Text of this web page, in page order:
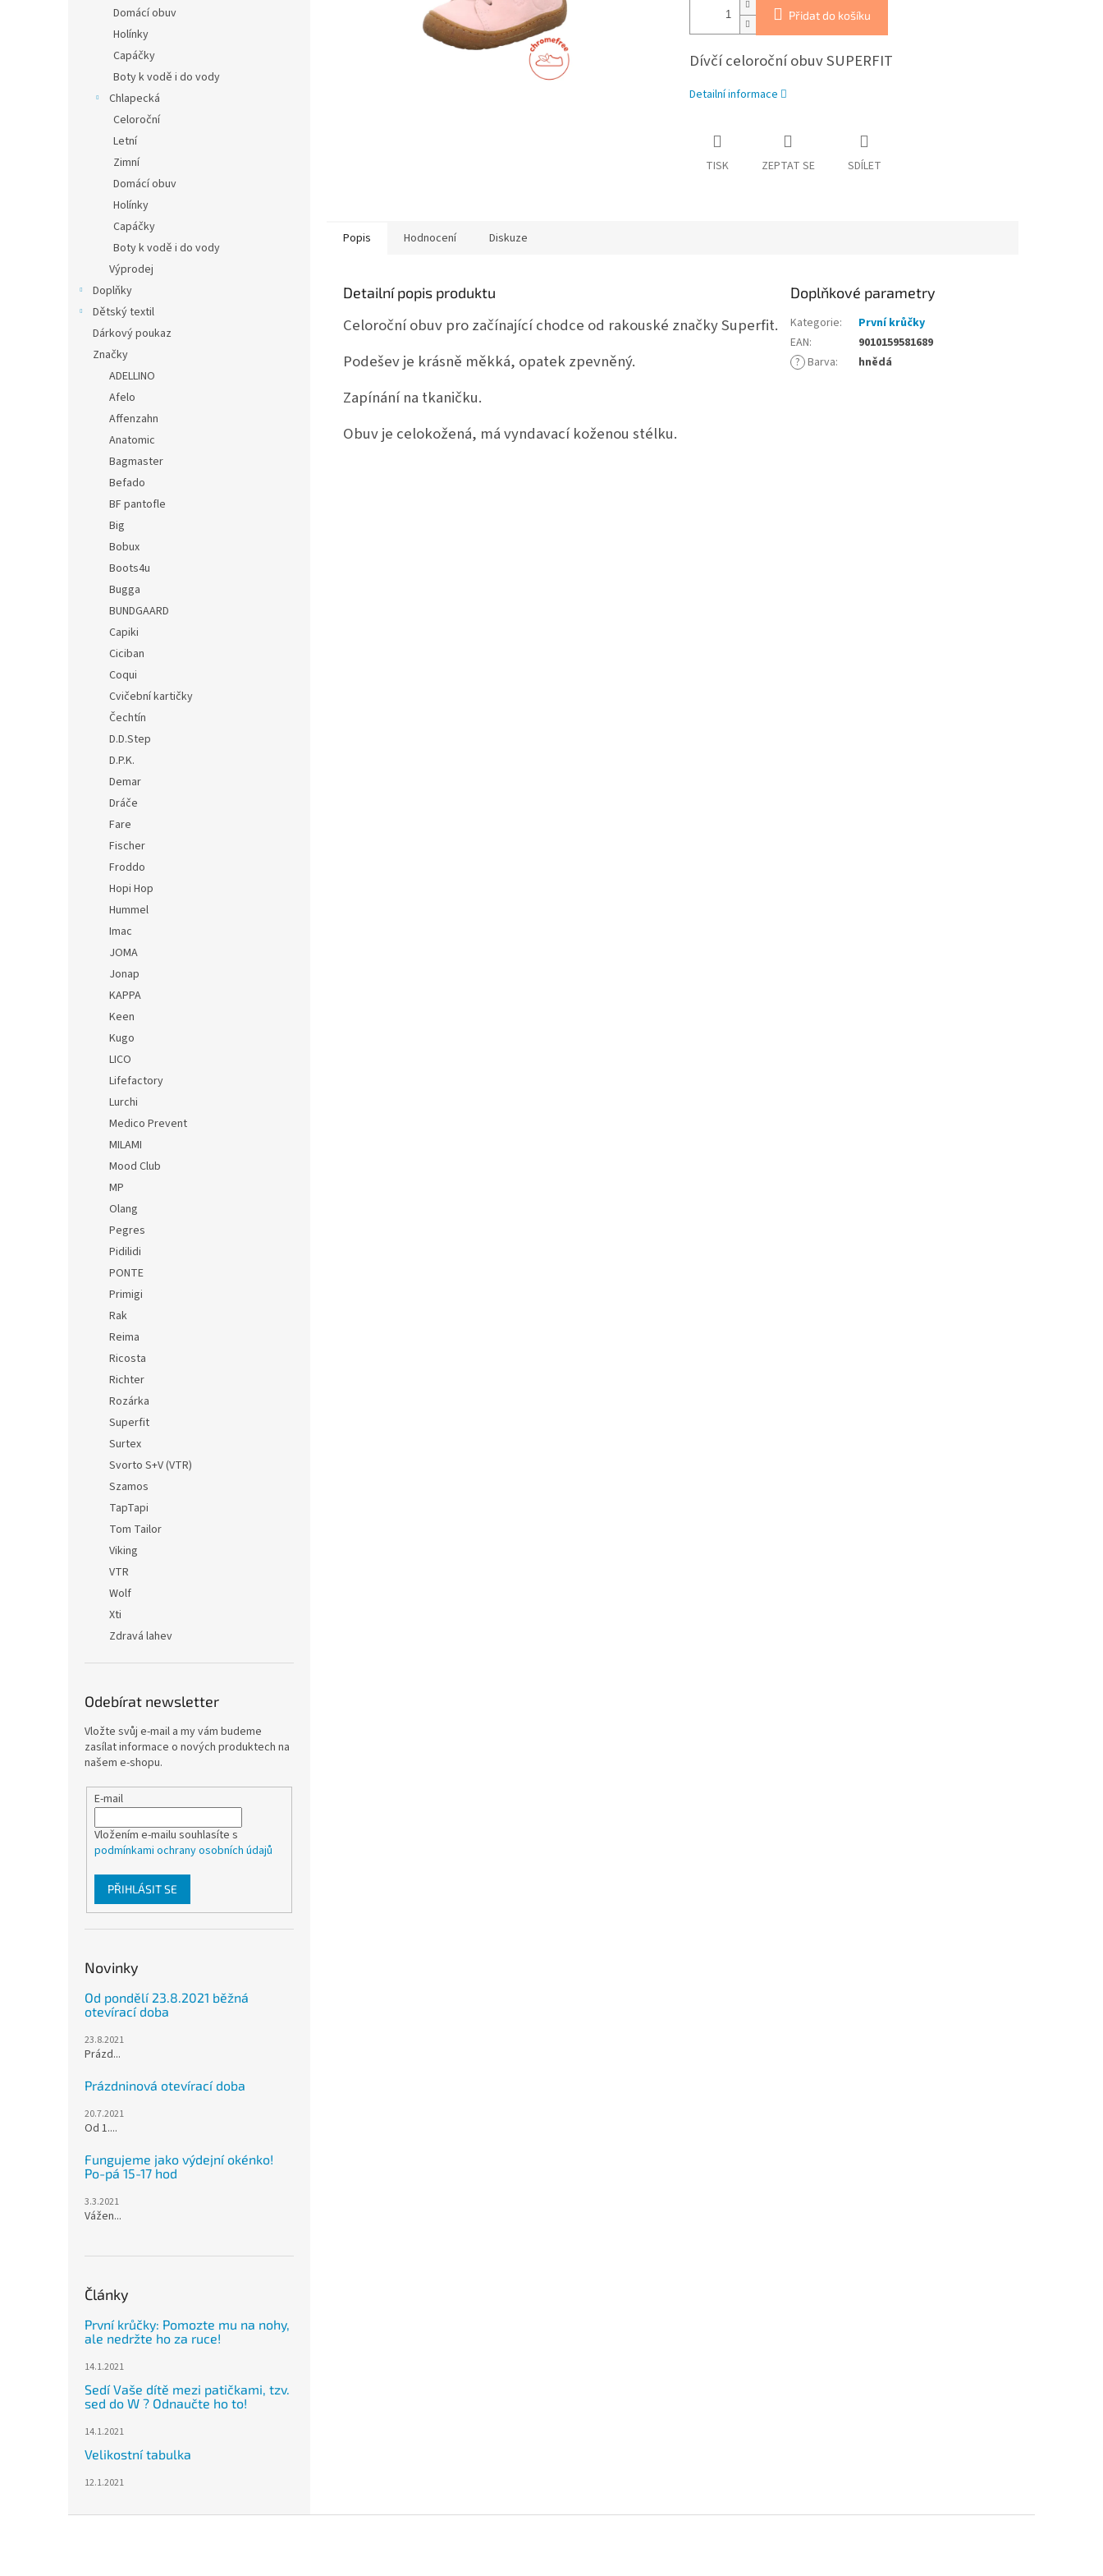
Domácí obuv
Holínky
Capáčky
Boty k vodě i do vody
Chlapecká
Celoroční
Letní
Zimní
Domácí obuv
Holínky
Capáčky
Boty k vodě i do vody
Výprodej
Doplňky
Dětský textil
Dárkový poukaz
Značky
ADELLINO
Afelo
Affenzahn
Anatomic
Bagmaster
Befado
BF pantofle
Big
Bobux
Boots4u
Bugga
BUNDGAARD
Capiki
Ciciban
Coqui
Cvičební kartičky
Čechtín
D.D.Step
D.P.K.
Demar
Dráče
Fare
Fischer
Froddo
Hopi Hop
Hummel
Imac
JOMA
Jonap
KAPPA
Keen
Kugo
LICO
Lifefactory
Lurchi
Medico Prevent
MILAMI
Mood Club
MP
Olang
Pegres
Pidilidi
PONTE
Primigi
Rak
Reima
Ricosta
Richter
Rozárka
Superfit
Surtex
Svorto S+V (VTR)
Szamos
TapTapi
Tom Tailor
Viking
VTR
Wolf
Xti
Zdravá lahev
Odebírat newsletter
Vložte svůj e-mail a my vám budeme
zasílat informace o nových produktech na
našem e-shopu.
E-mail
Vložením e-mailu souhlasíte s
podmínkami ochrany osobních údajů
PŘIHLÁSIT SE
Novinky
Od pondělí 23.8.2021 běžná
otevírací doba
23.8.2021
Prázd...
Prázdninová otevírací doba
20.7.2021
Od 1....
Fungujeme jako výdejní okénko!
Po-pá 15-17 hod
3.3.2021
Vážen...
Články
První krůčky: Pomozte mu na nohy,
ale nedržte ho za ruce!
14.1.2021
Sedí Vaše dítě mezi patičkami, tzv.
sed do W ? Odnaučte ho to!
14.1.2021
Velikostní tabulka
12.1.2021
Přidat do košíku
Dívčí celoroční obuv SUPERFIT
Detailní informace
TISK ZEPTAT SE SDÍLET
Popis Hodnocení Diskuze
Detailní popis produktu
Celoroční obuv pro začínající chodce od rakouské značky Superfit.
Podešev je krásně měkká, opatek zpevněný.
Zapínání na tkaničku.
Obuv je celokožená, má vyndavací koženou stélku.
Doplňkové parametry
Kategorie:
První krůčky
EAN:
9010159581689
? Barva: hnědá